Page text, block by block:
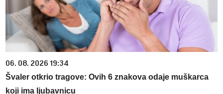
06. 08. 2026 19:34
Švaler otkrio tragove: Ovih 6 znakova odaje muškarca
koji ima ljubavnicu